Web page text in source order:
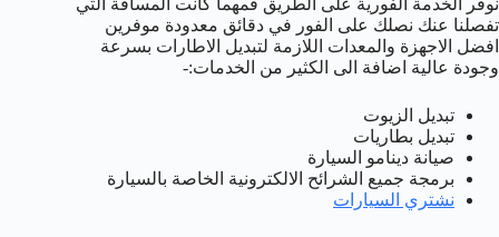
نوفر الخدمة الفورية على الطريق فمهما كانت المسافة التي
تفصلنا عنك نصلك على الفور في دقائق معدودة موفرين
افضل الاجهزة والمعدات اللازمة لتبديل الاطارات بسرعة
وجودة عالية اضافة الى الكثير من الخدمات:-
تبديل الزيوت
تبديل بطاريات
صيانة دينامو السيارة
برمجة جميع الشرائح الالكترونية الخاصة بالسيارة
نشتري السيارات